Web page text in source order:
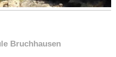
Bruchhausen